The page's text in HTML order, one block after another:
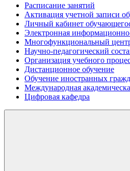
Расписание занятий
Активация учетной записи
Личный кабинет
Электронная информационно-
Многофункциональный
Научно-педагогический
Организация учебного
Дистанционное обучение
Обучение иностранных
Международная
Цифровая кафедра